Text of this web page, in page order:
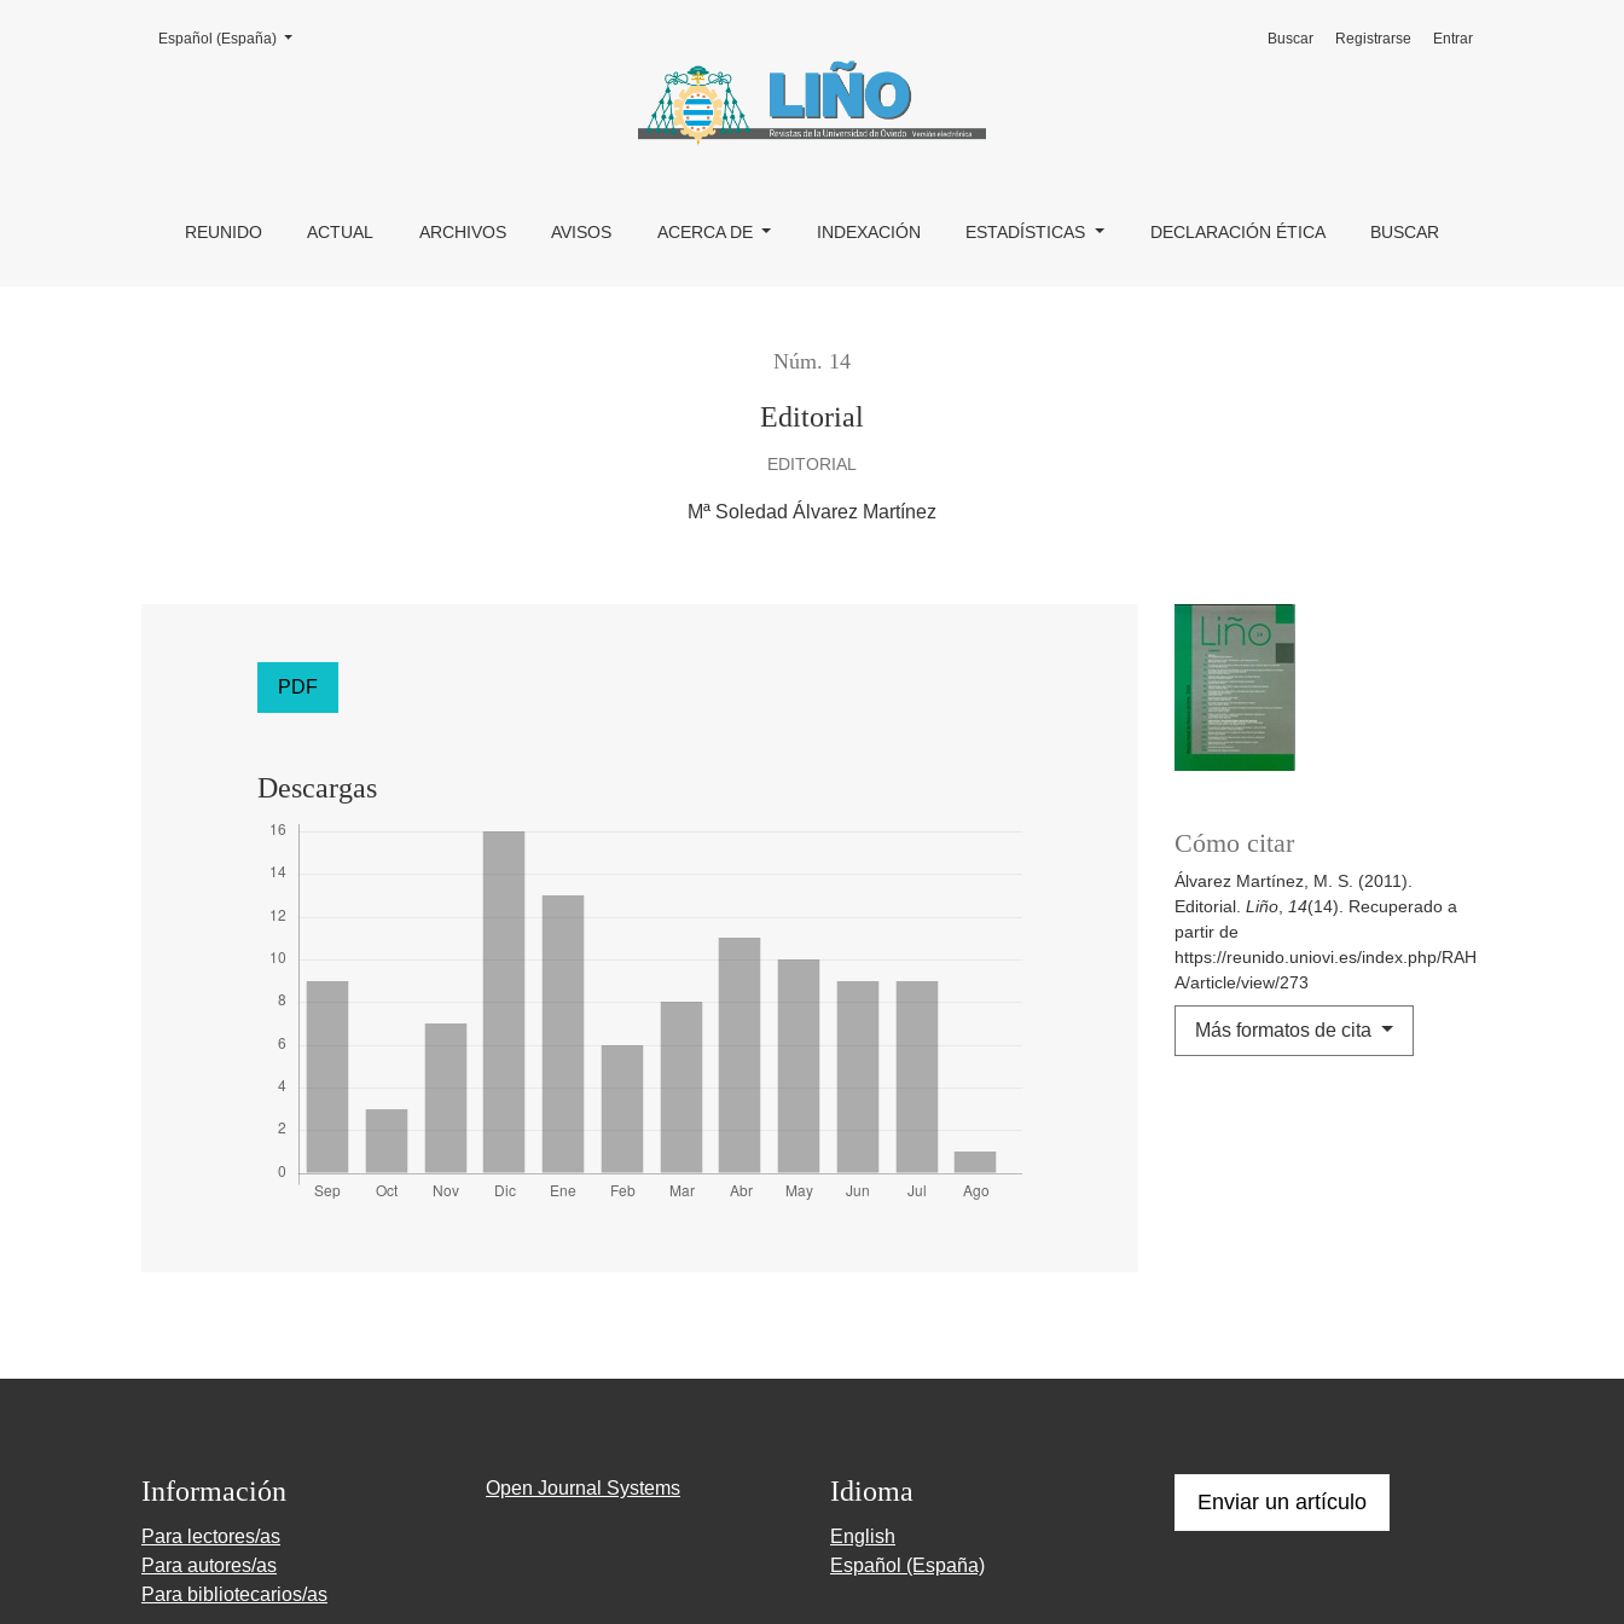
Editorial
REUNIDO ACTUAL ARCHIVOS AVISOS ACERCA DE INDEXACIÓN ESTADÍSTICAS DECLARACIÓN ÉTICA BUSCAR
Buscar Registrarse Entrar
Cambiar el idioma. El actual es:
Español (España)
Núm. 14
Editorial
EDITORIAL
Mª Soledad Álvarez Martínez
Cómo citar
Álvarez Martínez, M. S. (2011).
Editorial. Liño 14(14). Recuperado a
partir de
https://reunido.uniovi.es/index.php/RAH
A/article/view/273
Más formatos de cita
PDF
Descargas
Información
Para lectores/as
Para autores/as
Para bibliotecarios/as
Open Journal Systems Idioma
English
Español (España)
Enviar un artículo